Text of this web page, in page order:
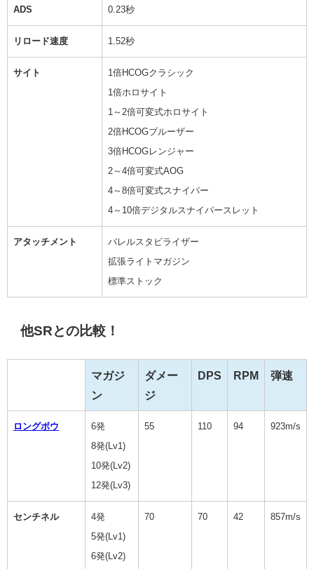
ADS 0.23秒
リロード速度 1.52秒
サイト 1倍HCOGクラシック
1倍ホロサイト
1～2倍可変式ホロサイト
2倍HCOGブルーザー
3倍HCOGレンジャー
2～4倍可変式AOG
4～8倍可変式スナイパー
4～10倍デジタルスナイパースレット
アタッチメント バレルスタビライザー
拡張ライトマガジン
標準ストック
他SRとの比較！
マガジ
ン
ダメー
ジ
DPS RPM 弾速
ロングボウ 6発
8発(Lv1)
10発(Lv2)
12発(Lv3)
55 110 94 923m/s
センチネル 4発
5発(Lv1)
6発(Lv2)
70 70 42 857m/s